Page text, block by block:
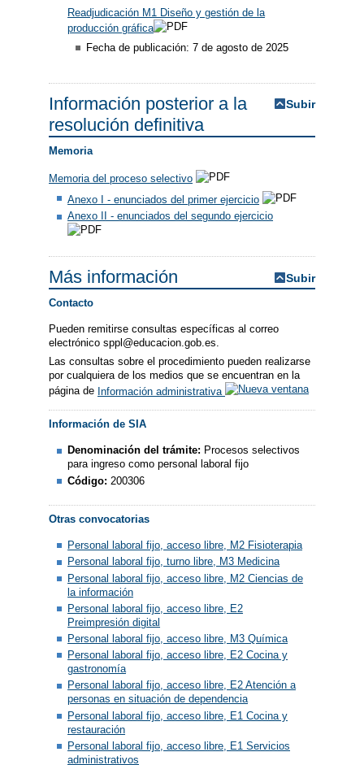
Readjudicación M1 Diseño y gestión de la
producción gráfica
Fecha de publicación: 7 de agosto de 2025
Información posterior a la
resolución definitiva
Subir
Memoria
Memoria del proceso selectivo
Anexo I - enunciados del primer ejercicio
Anexo II - enunciados del segundo ejercicio
Más información Subir
Contacto
Pueden remitirse consultas específicas al correo
electrónico sppl@educacion.gob.es.
Las consultas sobre el procedimiento pueden realizarse
por cualquiera de los medios que se encuentran en la
página de Información administrativa
Información de SIA
Denominación del trámite: Procesos selectivos
para ingreso como personal laboral fijo
Código: 200306
Otras convocatorias
Personal laboral fijo, acceso libre, M2 Fisioterapia
Personal laboral fijo, turno libre, M3 Medicina
Personal laboral fijo, acceso libre, M2 Ciencias de
la información
Personal laboral fijo, acceso libre, E2
Preimpresión digital
Personal laboral fijo, acceso libre, M3 Química
Personal laboral fijo, acceso libre, E2 Cocina y
gastronomía
Personal laboral fijo, acceso libre, E2 Atención a
personas en situación de dependencia
Personal laboral fijo, acceso libre, E1 Cocina y
restauración
Personal laboral fijo, acceso libre, E1 Servicios
administrativos